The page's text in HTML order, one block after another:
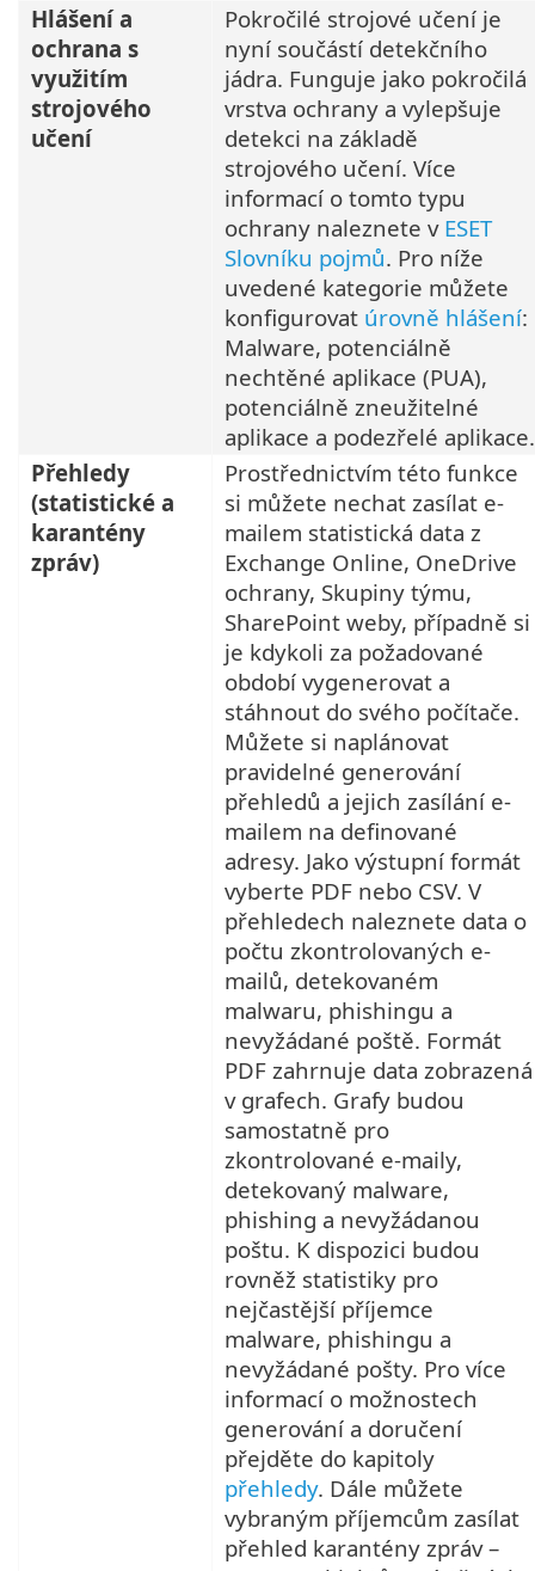
Hlášení a
ochrana s
využitím
strojového
učení
Pokročilé strojové učení je
nyní součástí detekčního
jádra. Funguje jako pokročilá
vrstva ochrany a vylepšuje
detekci na základě
strojového učení. Více
informací o tomto typu
ochrany naleznete v ESET
Slovníku pojmů. Pro níže
uvedené kategorie můžete
konfigurovat úrovně hlášení:
Malware, potenciálně
nechtěné aplikace (PUA),
potenciálně zneužitelné
aplikace a podezřelé aplikace.
Přehledy
(statistické a
karantény
zpráv)
Prostřednictvím této funkce
si můžete nechat zasílat e-
mailem statistická data z
Exchange Online, OneDrive
ochrany, Skupiny týmu,
SharePoint weby, případně si
je kdykoli za požadované
období vygenerovat a
stáhnout do svého počítače.
Můžete si naplánovat
pravidelné generování
přehledů a jejich zasílání e-
mailem na definované
adresy. Jako výstupní formát
vyberte PDF nebo CSV. V
přehledech naleznete data o
počtu zkontrolovaných e-
mailů, detekovaném
malwaru, phishingu a
nevyžádané poště. Formát
PDF zahrnuje data zobrazená
v grafech. Grafy budou
samostatně pro
zkontrolované e-maily,
detekovaný malware,
phishing a nevyžádanou
poštu. K dispozici budou
rovněž statistiky pro
nejčastější příjemce
malware, phishingu a
nevyžádané pošty. Pro více
informací o možnostech
generování a doručení
přejděte do kapitoly
přehledy. Dále můžete
vybraným příjemcům zasílat
přehled karantény zpráv –